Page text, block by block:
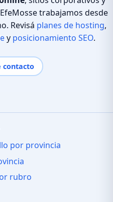
trabajamos desde
Revisá planes de hosting,
y posicionamiento SEO.
contacto
por provincia
rubro